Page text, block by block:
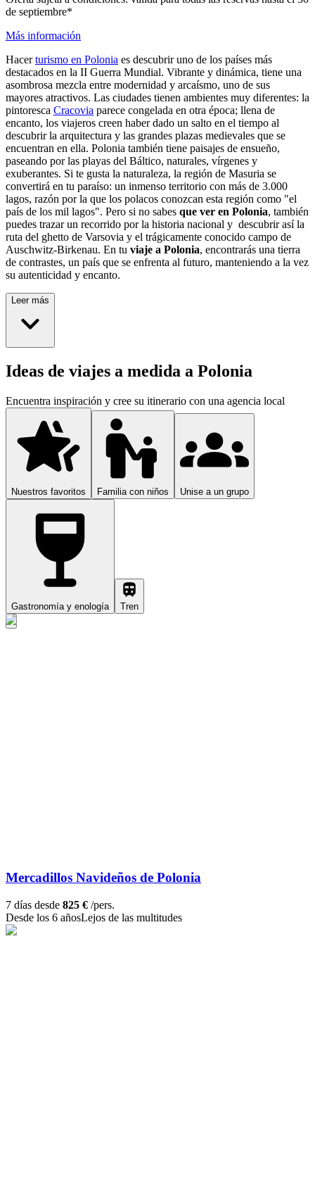
de septiembre*
Más información
Hacerturismo en Polonia es descubrir uno de los países más
destacados en la II Guerra Mundial. Vibrante y dinámica, tiene una
asombrosa mezcla entre modernidad y arcaísmo, uno de sus
mayores atractivos. Las ciudades tienen ambientes muy diferentes: la
pintoresca Cracovia parece congelada en otra época; llena de
encanto, los viajeros creen haber dado un salto en el tiempo al
descubrir la arquitectura y las grandes plazas medievales que se
encuentran en ella. Polonia también tiene paisajes de ensueño,
paseando por las playas del Báltico, naturales, vírgenes y
exuberantes. Si te gusta la naturaleza, la región de Masuria se
convertirá en tu paraíso: un inmenso territorio con más de 3.000
lagos, razón por la que los polacos conozcan esta región como "el
país de los mil lagos". Pero si no sabes que ver en Polonia, también
puedes trazar un recorrido por la historia nacional y descubrir así la
ruta del ghetto de Varsovia y el trágicamente conocido campo de
Auschwitz-Birkenau. En tu viaje a Polonia, encontrarás una tierra
de contrastes, un país que se enfrenta al futuro, manteniendo a la vez
su autenticidad y encanto.
Leer más
Ideas de viajes a medida a Polonia
Encuentra inspiración y cree su itinerario con una agencia local
Nuestros favoritos Familia con niños Unise a un grupo
Gastronomía y enología Tren
Mercadillos Navideños de Polonia
7 días desde 825 € /pers.
Desde los 6 añosLejos de las multitudes